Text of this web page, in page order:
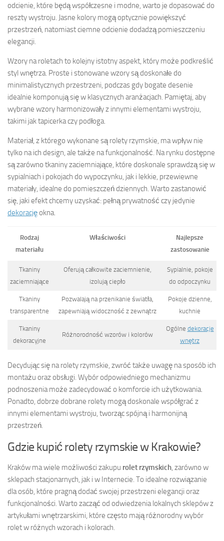
odcienie, które będą współczesne i modne, warto je dopasować do
reszty wystroju. Jasne kolory mogą optycznie powiększyć
przestrzeń, natomiast ciemne odcienie dodadzą pomieszczeniu
elegancji.
Wzory na roletach to kolejny istotny aspekt, który może podkreślić
styl wnętrza. Proste i stonowane wzory są doskonałe do
minimalistycznych przestrzeni, podczas gdy bogate desenie
idealnie komponują się w klasycznych aranżacjach. Pamiętaj, aby
wybrane wzory harmonizowały z innymi elementami wystroju,
takimi jak tapicerka czy podłoga.
Materiał, z którego wykonane są rolety rzymskie, ma wpływ nie
tylko na ich design, ale także na funkcjonalność. Na rynku dostępne
są zarówno tkaniny zaciemniające, które doskonale sprawdzą się w
sypialniach i pokojach do wypoczynku, jak i lekkie, przewiewne
materiały, idealne do pomieszczeń dziennych. Warto zastanowić
się, jaki efekt chcemy uzyskać: pełną prywatność czy jedynie
dekoracjęokna.
Rodzaj
materiału
Właściwości
Najlepsze
zastosowanie
Tkaniny
zaciemniające
Oferują całkowite zaciemnienie,
izolują ciepło
Sypialnie, pokoje
do odpoczynku
Tkaniny
transparentne
Pozwalają na przenikanie światła,
zapewniają widoczność z zewnątrz
Pokoje dzienne,
kuchnie
Tkaniny
dekoracyjne
Różnorodność wzorów i kolorów
Ogólne dekoracje
wnętrz
Decydując się na rolety rzymskie, zwróć także uwagę na sposób ich
montażu oraz obsługi. Wybór odpowiedniego mechanizmu
podnoszenia może zadecydować o komforcie ich użytkowania.
Ponadto, dobrze dobrane rolety mogą doskonale współgrać z
innymi elementami wystroju, tworząc spójną i harmonijną
przestrzeń.
Gdzie kupić rolety rzymskie w Krakowie?
Kraków ma wiele możliwości zakupu rolet rzymskich, zarówno w
sklepach stacjonarnych, jak i w Internecie. To idealne rozwiązanie
dla osób, które pragną dodać swojej przestrzeni elegancji oraz
funkcjonalności. Warto zacząć od odwiedzenia lokalnych sklepów z
artykułami wnętrzarskimi, które często mają różnorodny wybór
rolet w różnych wzorach i kolorach.